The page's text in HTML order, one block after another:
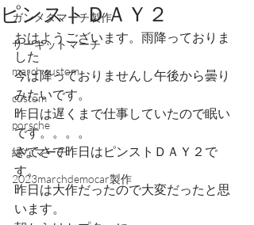
ガンメタマーチ製作
サーキットマーチ
march custom
custom
porsche
緑なマーチ
2023marchdemocar製作
ピンストＤＡＹ２
おはようございます。雨降っておりま
した
今は降っておりませんし午後から曇り
みたいです。
昨日は遅くまで仕事していたので眠い
です。。。。
さてさて昨日はピンストＤＡＹ２で
す。
昨日は大作だったので大変だったと思
います。